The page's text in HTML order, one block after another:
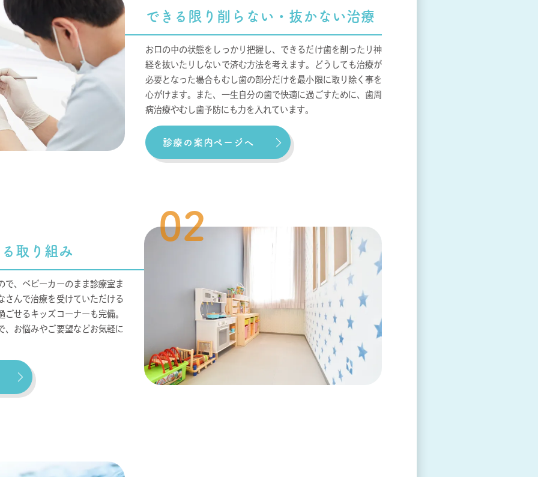
できる限り削らない・ 抜かない治療
お口の中の状態をしっかり把握し、できるだけ歯を削ったり神
経を抜いたりしないで済む方法を考えます。どうしても治療が
必要となった場合もむし歯の部分だけを最小限に取り除く事を
心がけます。また、一生自分の歯で快適に過ごすために、歯周
病治療やむし歯予防にも力を入れています。
診療の案内ページへ
02
取り組み
で、ベビーカーのまま診療室ま
さんで治療を受けていただける
せるキッズコーナーも完備。
、お悩みやご要望などお気軽に